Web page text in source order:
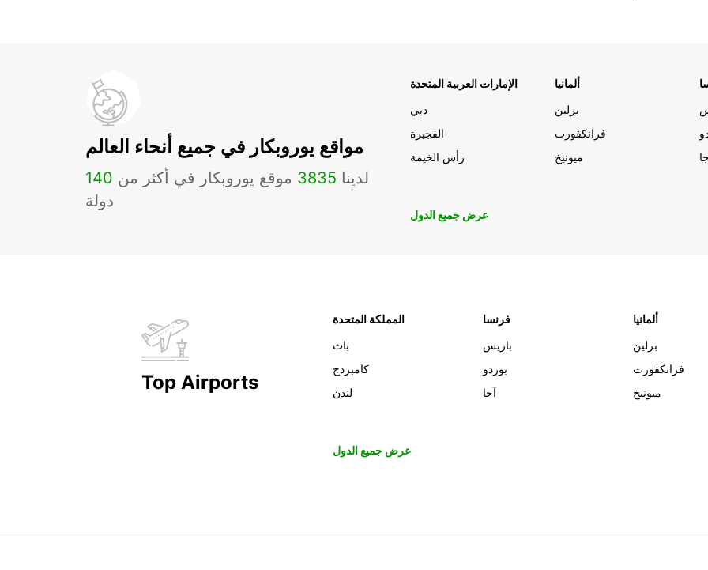
مواقع يوروبكار في جميع أنحاء العالم
لدينا 3835 موقع يوروبكار في أكثر من 140
دولة
الإمارات العربية المتحدة
دبي
الفجيرة
رأس الخيمة
ألمانيا
برلين
فرانكفورت
ميونيخ
عرض جميع الدول
Top Airports
المملكة المتحدة
باث
كامبردج
لندن
فرنسا
باريس
بوردو
آجا
ألمانيا
برلين
فرانكفورت
ميونيخ
عرض جميع الدول